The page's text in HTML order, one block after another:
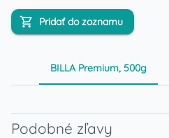
Pridať do zoznamu
BILLA Premium, 500g
Podobné zľavy